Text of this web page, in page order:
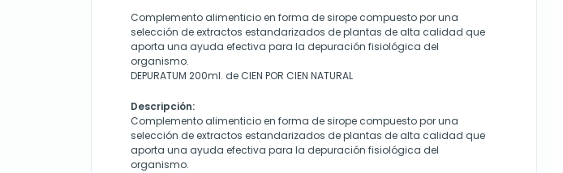
Complemento alimenticio en forma de sirope compuesto por una
selección de extractos estandarizados de plantas de alta calidad que
aporta una ayuda efectiva para la depuración fisiológica del
organismo.
DEPURATUM 200ml. de CIEN POR CIEN NATURAL
Descripción:
Complemento alimenticio en forma de sirope compuesto por una
selección de extractos estandarizados de plantas de alta calidad que
aporta una ayuda efectiva para la depuración fisiológica del
organismo.